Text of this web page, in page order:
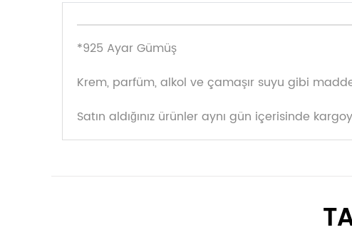
*925 Ayar Gümüş
Krem, parfüm, alkol ve çamaşır suyu gibi
Satın aldığınız ürünler aynı gün içerisinde